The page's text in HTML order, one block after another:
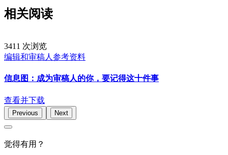
相关阅读
3411 次浏览
编辑和审稿人参考资料
信息图：成为审稿人的你，要记得这十件事
查看并下载
Previous Next
觉得有用？